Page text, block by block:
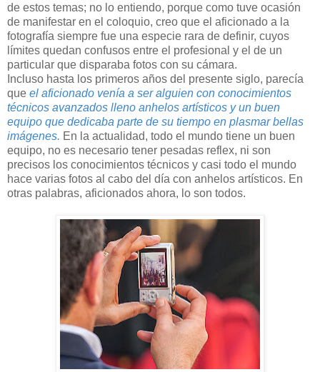
de estos temas; no lo entiendo, porque como tuve ocasión
de manifestar en el coloquio, creo que el aficionado a la
fotografía siempre fue una especie rara de definir, cuyos
límites quedan confusos entre el profesional y el de un
particular que disparaba fotos con su cámara.
Incluso hasta los primeros años del presente siglo, parecía
que el aficionado venía a ser alguien con conocimientos
técnicos avanzados lleno anhelos artísticos y un buen
equipo que dedicaba parte de su tiempo en plasmar bellas
imágenes. En la actualidad, todo el mundo tiene un buen
equipo, no es necesario tener pesadas reflex, ni son
precisos los conocimientos técnicos y casi todo el mundo
hace varias fotos al cabo del día con anhelos artísticos. En
otras palabras, aficionados ahora, lo son todos.